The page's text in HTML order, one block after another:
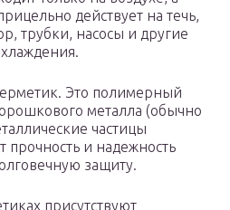
действует на течь,
трубки, насосы и другие
Это полимерный
металла (обычно
частицы
и надежность
защиту.
присутствуют